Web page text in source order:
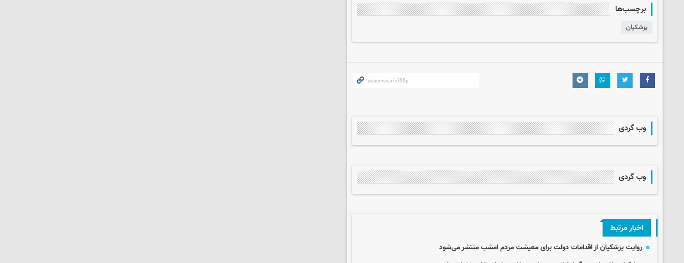
برچسب‌ها
پزشکیان
وب گردی
وب گردی
اخبار مرتبط
روایت پزشکیان از اقدامات دولت برای معیشت مردم امشب منتشر می‌شود